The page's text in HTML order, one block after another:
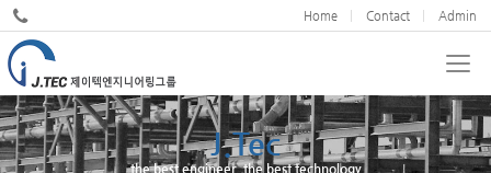
Home Contact Admin
J.Tec
the best engineer, the best technology